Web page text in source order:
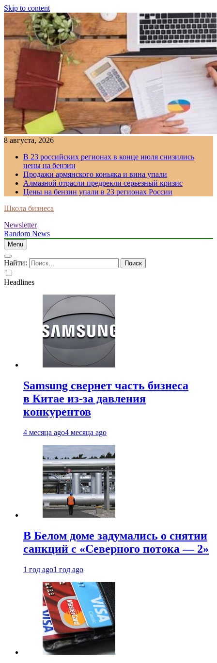
Skip to content
8 августа, 2026
В 23 российских регионах в конце июля снизились
цены на бензин
Продажи армянского коньяка и вина упали
Алмазной отрасли предрекли серьезный кризис
Цены на бензин упали в 23 регионах России
Школа бизнеса
Newsletter
Random News
Menu
Найти:
Headlines
Samsung свернет часть бизнеса
в Китае из-за давления
конкурентов
4 месяца ago4 месяца ago
В Белом доме задумались о снятии
санкций с «Северного потока — 2»
1 год ago1 год ago